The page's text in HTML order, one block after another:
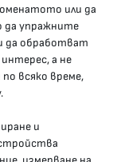
или да
да упражните
да обработват
а не
всяко време,
и